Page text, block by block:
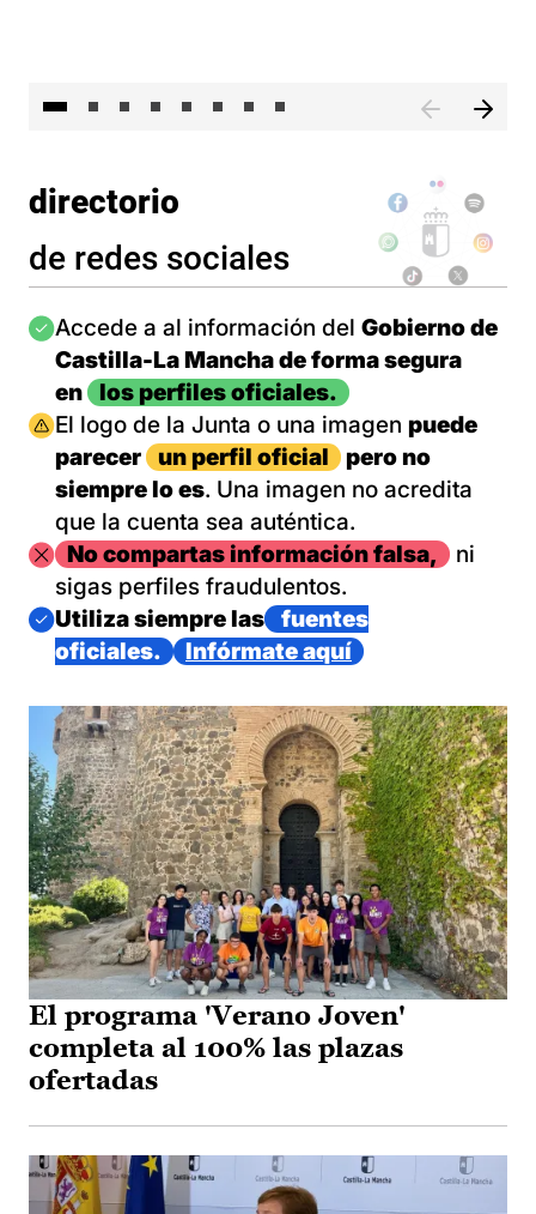
directorio
de redes sociales
Imagen
Accede a al información del Gobierno de
Castilla-La Mancha de forma segura
en
los perfiles oficiales.
Imagen
El logo de la Junta o una imagen puede
parecer
un perfil oficial
pero no
siempre lo es. Una imagen no acredita
que la cuenta sea auténtica.
ImagenNo compartas información falsa,
ni
sigas perfiles fraudulentos.
Imagen
Utiliza siempre las
fuentes
oficiales.
Infórmate aquí
El programa 'Verano Joven'
completa al 100% las plazas
ofertadas